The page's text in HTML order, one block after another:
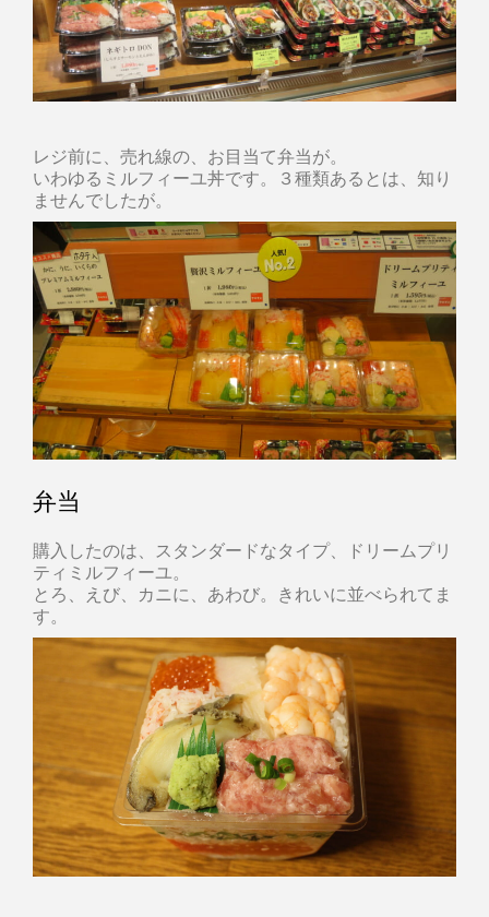
レジ前に、売れ線の、お目当て弁当が。
いわゆるミルフィーユ丼です。３種類あるとは、知り
ませんでしたが。
弁当
購入したのは、スタンダードなタイプ、ドリームプリ
ティミルフィーユ。
とろ、えび、カニに、あわび。きれいに並べられてま
す。